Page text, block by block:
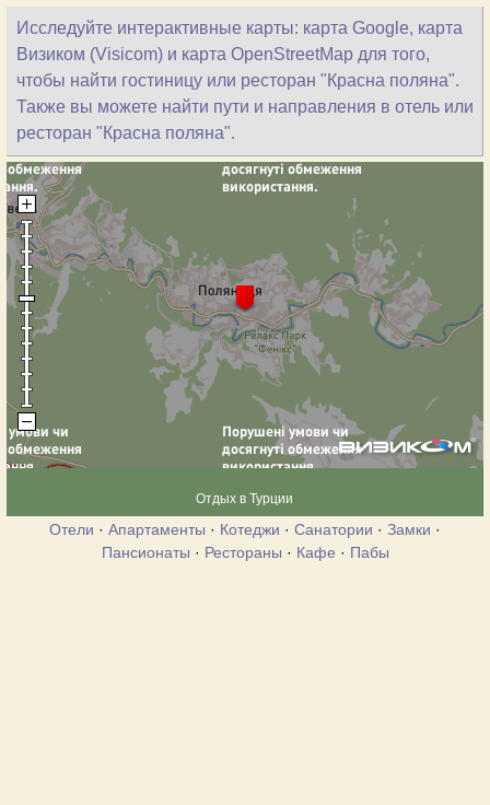
Исследуйте интерактивные карты: карта Google, карта
Визиком (Visicom) и карта OpenStreetMap для того,
чтобы найти гостиницу или ресторан "Красна поляна".
Также вы можете найти пути и направления в отель или
ресторан "Красна поляна".
Отдых в Турции
Отели · Апартаменты · Котеджи · Санатории · Замки ·
Пансионаты · Рестораны · Кафе · Пабы